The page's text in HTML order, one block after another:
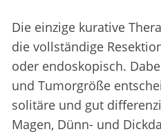
Die einzige kurative
die vollständige
oder endoskopisch.
und Tumorgröße
solitäre und gut
Magen, Dünn- und